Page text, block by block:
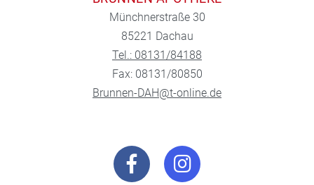
Münchnerstraße 30
85221 Dachau
Tel.: 08131/84188
Fax: 08131/80850
Brunnen-DAH@t-online.de